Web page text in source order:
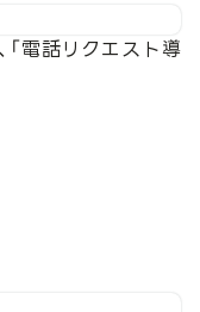
電話リクエスト導